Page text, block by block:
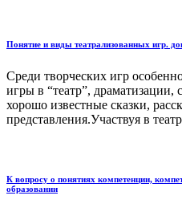
Понятие и виды театрализованных игр.
Среди творческих игр
игры в “театр”,
хорошо известные сказки,
представления.Участвуя в
К вопросу о понятиях компетенции,
образовании